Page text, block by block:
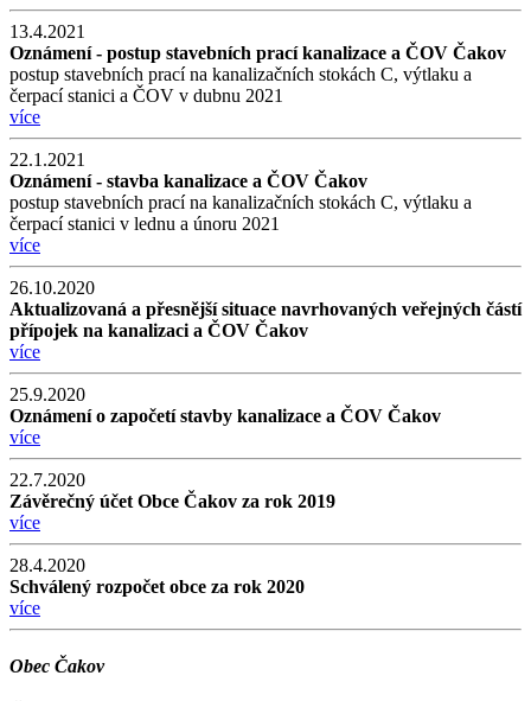
13.4.2021
Oznámení - postup stavebních prací kanalizace a ČOV Čakov
postup stavebních prací na kanalizačních stokách C, výtlaku a
čerpací stanici a ČOV v dubnu 2021
více
22.1.2021
Oznámení - stavba kanalizace a ČOV Čakov
postup stavebních prací na kanalizačních stokách C, výtlaku a
čerpací stanici v lednu a únoru 2021
více
26.10.2020
Aktualizovaná a přesnější situace navrhovaných veřejných částí
přípojek na kanalizaci a ČOV Čakov
více
25.9.2020
Oznámení o započetí stavby kanalizace a ČOV Čakov
více
22.7.2020
Závěrečný účet Obce Čakov za rok 2019
více
28.4.2020
Schválený rozpočet obce za rok 2020
více
Obec Čakov